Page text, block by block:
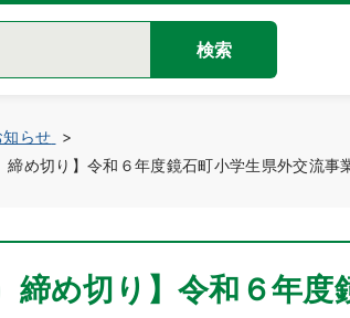
検索
知らせ
締め切り】令和６年度鏡石町小学生県外交流事
締め切り】令和６年